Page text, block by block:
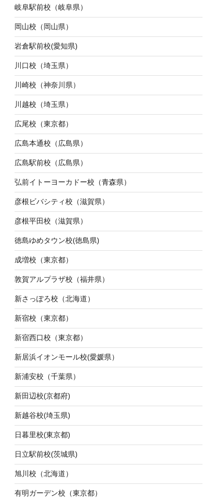
岐阜駅前校（岐阜県）
岡山校（岡山県）
岩倉駅前校(愛知県)
川口校（埼玉県）
川崎校（神奈川県）
川越校（埼玉県）
広尾校（東京都）
広島本通校（広島県）
広島駅前校（広島県）
弘前イトーヨーカドー校（青森県）
彦根ビバシティ校（滋賀県）
彦根平田校（滋賀県）
徳島ゆめタウン校(徳島県)
成増校（東京都）
敦賀アルプラザ校（福井県）
新さっぽろ校（北海道）
新宿校（東京都）
新宿西口校（東京都）
新居浜イオンモール校(愛媛県）
新浦安校（千葉県）
新田辺校(京都府)
新越谷校(埼玉県)
日暮里校(東京都)
日立駅前校(茨城県)
旭川校（北海道）
有明ガーデン校（東京都）